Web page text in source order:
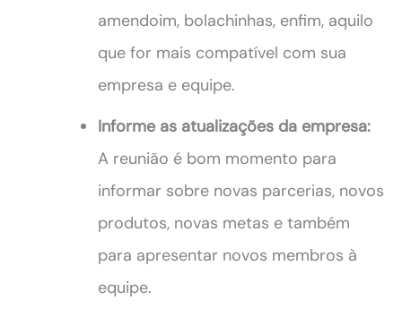
amendoim, bolachinhas, enfim, aquilo
que for mais compatível com sua
empresa e equipe.
Informe as atualizações da empresa:
A reunião é bom momento para
informar sobre novas parcerias, novos
produtos, novas metas e também
para apresentar novos membros à
equipe.